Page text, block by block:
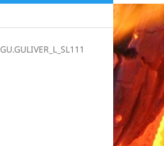
GU.GULIVER_L_SL111